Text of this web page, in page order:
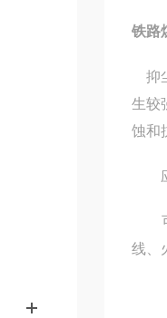
铁路
抑
生较
蚀和
应
可
线、